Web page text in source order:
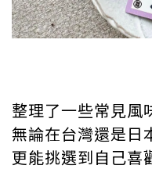
整理了一些常見風
無論在台灣還是日
更能挑選到自己喜